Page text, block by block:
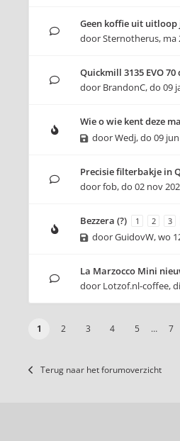
Geen koffie uit uitloop
doorSternotherus, ma
Quickmill 3135 EVO
door BrandonC,do 09
Wie o wie kent deze
doorWedj,do 09
Precisie filterbakje in
doorfob,do 02 nov
Bezzera (?) 1 2 3
doorGuidovW,wo
La Marzocco Mini
door Lotzof.nl-coffee,
1 2 3 4 5 … 7
Terug naar het forumoverzicht